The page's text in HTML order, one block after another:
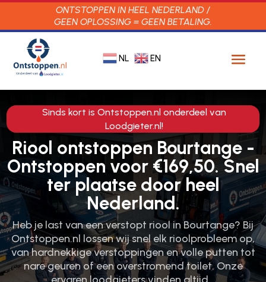
ONTSTOPPEN IN HEEL NEDERLAND /
GEEN OPLOSSING = GEEN BETALING.
NL EN
Sinds kort is Ontstoppen.nl onderdeel van
Loodgieter.nl!
Riool ontstoppen Bourtange -
Ontstoppen voor €169,50. Snel
ter plaatse door heel
Nederland.
Heb je last van een verstopt riool in Bourtange? Bij
Ontstoppen.​nl lossen wij snel elk rioolprobleem op,
van hardnekkige verstoppingen en volle putten tot
nare geuren of een overstromend toilet.​ Onze